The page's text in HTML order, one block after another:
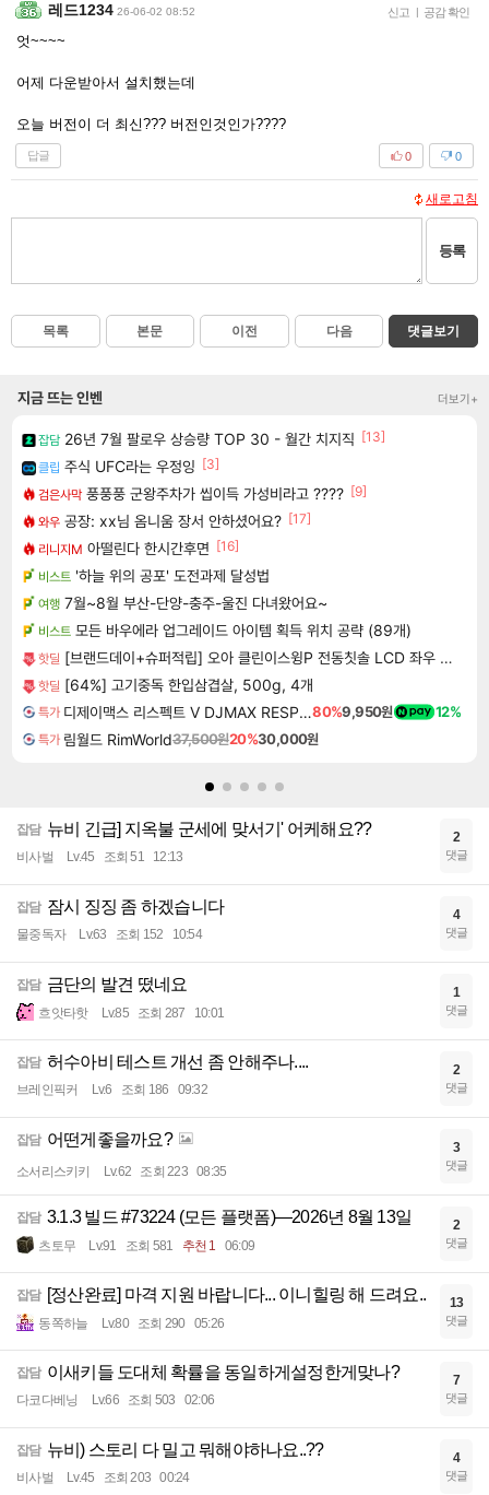
레드1234 26-06-02 08:52 신고 | 공감 확인
엇~~~~
어제 다운받아서 설치했는데
오늘 버전이 더 최신??? 버전인것인가????
답글 0
0
새로고침
등록
목록 본문 이전 다음 댓글보기
지금 뜨는 인벤 더보기+
잡담 26년 7월 팔로우 상승량 TOP 30 - 월간 치지직 [13]
클립 주식 UFC라는 우정잉 [3]
검은사막 풍풍풍 군왕주차가 씹이득 가성비라고 ???? [9]
와우 공장: xx님 옴니움 장서 안하셨어요? [17]
리니지M 아떨린다 한시간후면 [16]
비스트 '하늘 위의 공포' 도전과제 달성법
여행 7월~8월 부산-단양-충주-울진 다녀왔어요~
비스트 모든 바우에라 업그레이드 아이템 획득 위치 공략 (89개)
핫딜 [브랜드데이+슈퍼적립] 오아 클린이스윙P 전동칫솔 LCD 좌우 회전 음파 무선 스마트 디지털 미세모 교정 진동칫솔
핫딜 [64%] 고기중독 한입삼겹살, 500g, 4개
특가 디제이맥스 리스펙트 V DJMAX RESPECT V80%9,950원 12%
특가 림월드 RimWorld37,500원20%30,000원
잡담 뉴비 긴급] 지옥불 군세에 맞서기' 어케해요??
비사벌 Lv.45 조회 51 12:13
2
댓글
잡담 잠시 징징 좀 하겠습니다
물중독자 Lv.63 조회 152 10:54
4
댓글
잡담 금단의 발견 떴네요
흐앗타핫 Lv.85 조회 287 10:01
1
댓글
잡담 허수아비 테스트 개선 좀 안해주나....
브레인픽커 Lv.6 조회 186 09:32
2
댓글
잡담 어떤게좋을까요?
소서리스키키 Lv.62 조회 223 08:35
3
댓글
잡담 3.1.3 빌드 #73224 (모든 플랫폼)—2026년 8월 13일
츠토무 Lv.91 조회 581 추천 1 06:09
2
댓글
잡담 [정산완료] 마격 지원 바랍니다... 이니힐링 해 드려요..
동쪽하늘 Lv.80 조회 290 05:26
13
댓글
잡담 이새키들 도대체 확률을 동일하게설정한게맞나?
다코다베닝 Lv.66 조회 503 02:06
7
댓글
잡담 뉴비) 스토리 다 밀고 뭐해야하나요..??
비사벌 Lv.45 조회 203 00:24
4
댓글